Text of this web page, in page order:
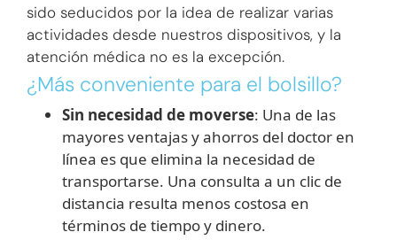
sido seducidos por la idea de realizar varias
actividades desde nuestros dispositivos, y la
atención médica no es la excepción.
¿Más conveniente para el bolsillo?
Sin necesidad de moverse: Una de las
mayores ventajas y ahorros del doctor en
línea es que elimina la necesidad de
transportarse. Una consulta a un clic de
distancia resulta menos costosa en
términos de tiempo y dinero.